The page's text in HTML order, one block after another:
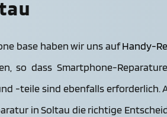
base haben wir uns aufHandy-
so dass Smartphone-
-teile sind ebenfalls
in Soltau die richtige